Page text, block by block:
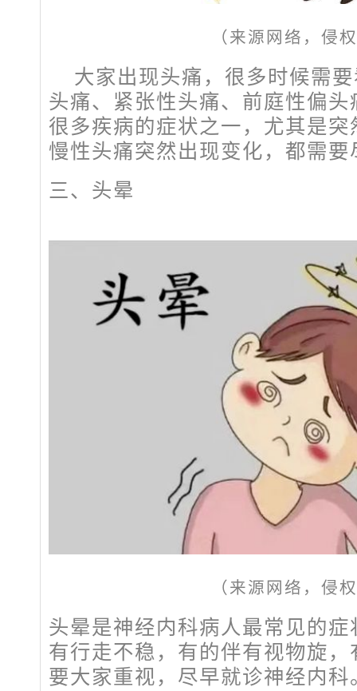
（来源网络，侵
大家出现头痛，很多时候需
头痛、紧张性头痛、前庭性偏
很多疾病的症状之一，尤其是
慢性头痛突然出现变化，都需
三、头晕
（来源网络，侵
头晕是神经内科病人最常见的
有行走不稳，有的伴有视物旋
要大家重视，尽早就诊神经内科